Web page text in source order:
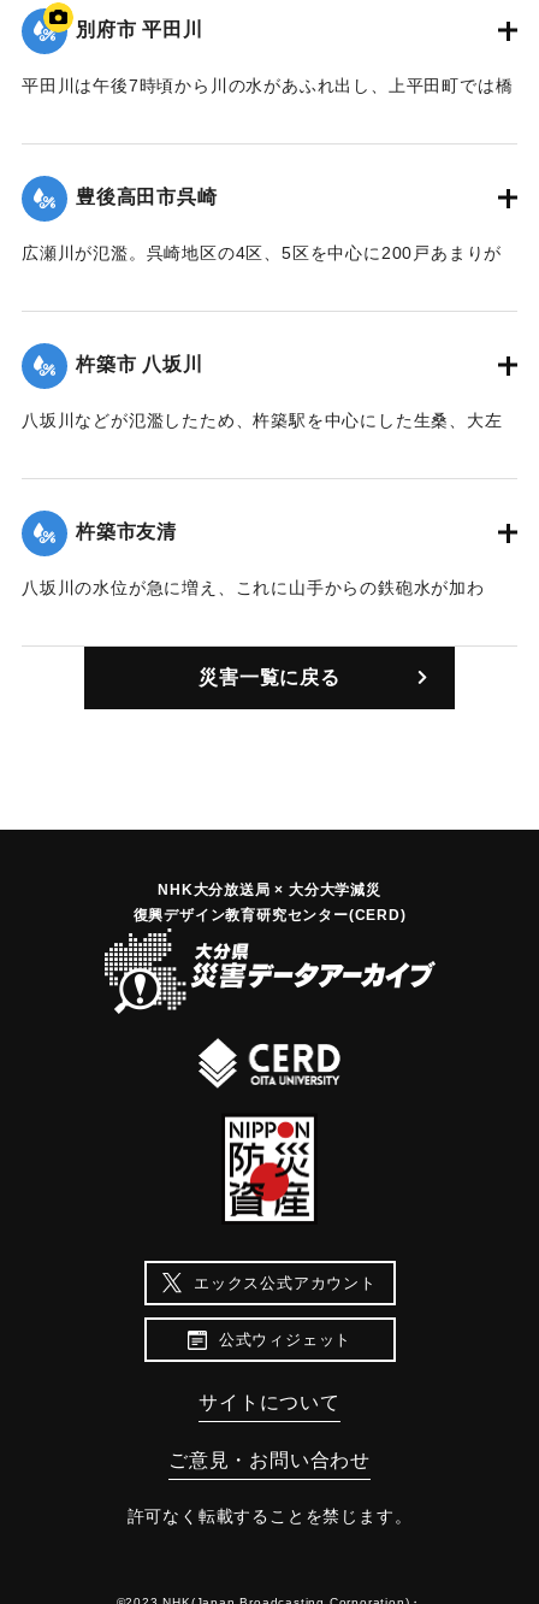
｜固有コード:
別府市 平田川
平田川は午後7時頃から川の水があふれ出し、上平田町では橋
後8時には日豊線北側の市道のコンクリート橋が流された。午
後9時過ぎには堤防の一部が決壊し、濁流が流れ込んだため付
近の100世帯は近くの公民館に避難した。旧国道沿いの亀川商
豊後高田市呉崎
広瀬川が氾濫。呉崎地区の4区、5区を中心に200戸あまりが
ールが水をかぶった。このため老人や子ども30人あまりが近
くの興隆寺で一晩避難した。
【出典：大分合同新聞 1976年9月11日夕刊7面】
杵築市 八坂川
八坂川などが氾濫したため、杵築駅を中心にした生桑、大左
47戸を出した。
【出典：大分合同新聞 1976年9月11日夕刊7面】
｜固有コード:00857003
杵築市友清
八坂川の水位が急に増え、これに山手からの鉄砲水が加わ
戸ある集落の半数が濁流に洗われ、低地の家では濁流が床上1
メートル以上にもなった。住人は2階や近くの小学校などに避
難したが、警察がゴムボートで救出したところもあった。
災害一覧に戻る
NHK大分放送局 × 大分大学減災
復興デザイン教育研究センター(CERD)
エックス公式アカウント
公式ウィジェット
サイトについて
ご意見・お問い合わせ
許可なく転載することを禁じます。